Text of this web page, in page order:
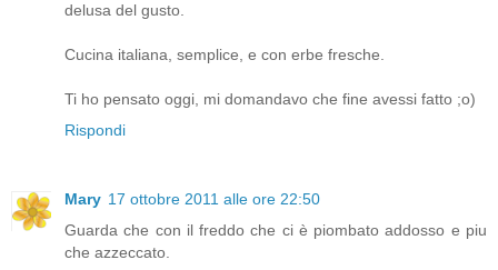
delusa del gusto.
Cucina italiana, semplice, e con erbe fresche.
Ti ho pensato oggi, mi domandavo che fine avessi fatto ;o)
Rispondi
Mary 17 ottobre 2011 alle ore 22:50
Guarda che con il freddo che ci è piombato addosso e piu
che azzeccato.